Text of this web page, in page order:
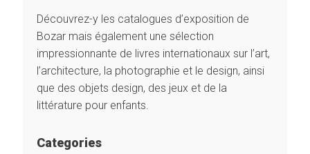
Découvrez-y les catalogues d’exposition de
Bozar mais également une sélection
impressionnante de livres internationaux sur l’art,
l’architecture, la photographie et le design, ainsi
que des objets design, des jeux et de la
littérature pour enfants.
Categories